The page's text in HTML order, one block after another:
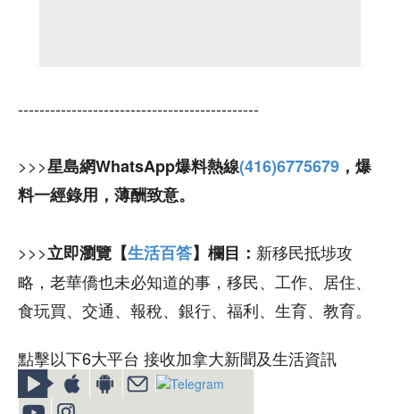
---------------------------------------------
>>>星島網WhatsApp爆料熱線(416)6775679 ，爆
料一經錄用，薄酬致意。
>>>立即瀏覽【生活百答】欄目： 新移民抵埗攻
略，老華僑也未必知道的事，移民、工作、居住、
食玩買、交通、報稅、銀行、福利、生育、教育。
點擊以下6大平台 接收加拿大新聞及生活資訊